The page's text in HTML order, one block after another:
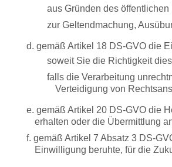
aus Gründen des öffentlichen
zur Geltendmachung,
d. gemäß Artikel 18 DS-GVO die
soweit Sie die Richtigkeit
falls die Verarbeitung
Verteidigung von
e. gemäß Artikel 20 DS-GVO die
erhalten oder die Übermittlung
f. gemäß Artikel 7 Absatz 3 DS-
Einwilligung beruhte, für die